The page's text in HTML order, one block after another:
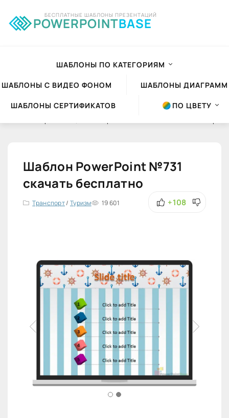
POWERPOINTBASE
БЕСПЛАТНЫЕ ШАБЛОНЫ ПРЕЗЕНТАЦИЙ
ШАБЛОНЫ ПО КАТЕГОРИЯМ
ШАБЛОНЫ С ВИДЕО ФОНОМ ШАБЛОНЫ ДИАГРАММ
ШАБЛОНЫ СЕРТИФИКАТОВ ПО ЦВЕТУ
Шаблон PowerPoint №731
скачать бесплатно
+108
Транспорт/ Туризм 19 601